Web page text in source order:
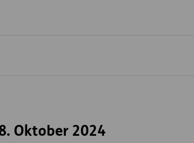
Oktober 2024